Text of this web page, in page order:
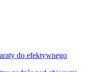
do efektywnego